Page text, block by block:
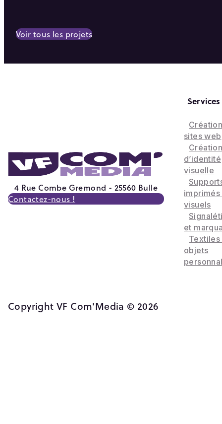
Voir tous les projets
4 Rue Combe Gremond - 25560 Bulle
Contactez-nous !
Services
sites web
d’identité
visuelle
imprimés
visuels
et
Textiles
objets
Copyright VF Com'Media © 2026